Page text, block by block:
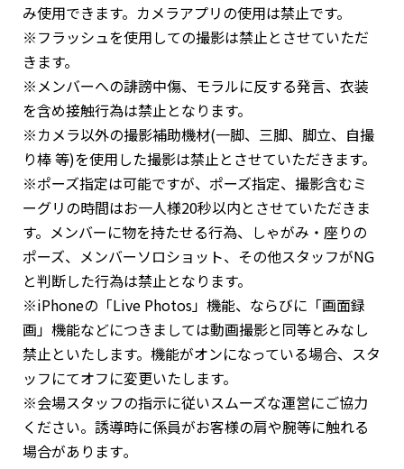
み使用できます。カメラアプリの使用は禁止です。
※フラッシュを使用しての撮影は禁止とさせていただ
きます。
※メンバーへの誹謗中傷、モラルに反する発言、衣装
を含め接触行為は禁止となります。
※カメラ以外の撮影補助機材(一脚、三脚、脚立、自撮
り棒 等)を使用した撮影は禁止とさせていただきます。
※ポーズ指定は可能ですが、ポーズ指定、撮影含むミ
ーグリの時間はお一人様20秒以内とさせていただきま
す。メンバーに物を持たせる行為、しゃがみ・座りの
ポーズ、メンバーソロショット、その他スタッフがNG
と判断した行為は禁止となります。
※iPhoneの「Live Photos」機能、ならびに「画面録
画」機能などにつきましては動画撮影と同等とみなし
禁止といたします。機能がオンになっている場合、スタ
ッフにてオフに変更いたします。
※会場スタッフの指示に従いスムーズな運営にご協力
ください。誘導時に係員がお客様の肩や腕等に触れる
場合があります｡